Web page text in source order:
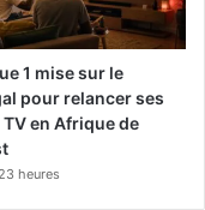
1 mise sur le
pour relancer ses
en Afrique de
heures